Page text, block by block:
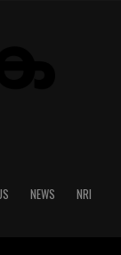
NEWS NRI